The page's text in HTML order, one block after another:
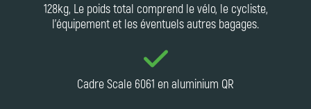
128kg, Le poids total comprend le vélo, le cycliste,
l'équipement et les éventuels autres bagages.
Cadre Scale 6061 en aluminium QR